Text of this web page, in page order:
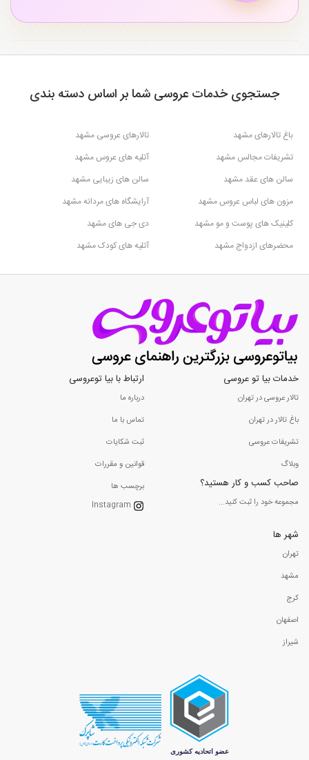
جستجوی خدمات عروسی شما بر اساس دسته بندی
باغ تالارهای مشهد
تالارهای عروسی مشهد
تشریفات مجالس مشهد
آتلیه های عروس مشهد
سالن های عقد مشهد
سالن های زیبایی مشهد
مزون های لباس عروس مشهد
آرایشگاه های مردانه مشهد
کلینیک های پوست و مو مشهد
دی جی های مشهد
محضرهای ازدواج مشهد
آتلیه های کودک مشهد
خدمات بیا تو عروسی
تالار عروسی در تهران
باغ تالار در تهران
تشریفات عروسی
وبلاگ
صاحب کسب و کار هستید؟
مجموعه خود را ثبت کنید...
ارتباط با بیا توعروسی
درباره ما
تماس با ما
ثبت شکایات
قوانین و مقررات
برچسب ها
Instagram
شهر ها
تهران
مشهد
کرج
اصفهان
شیراز